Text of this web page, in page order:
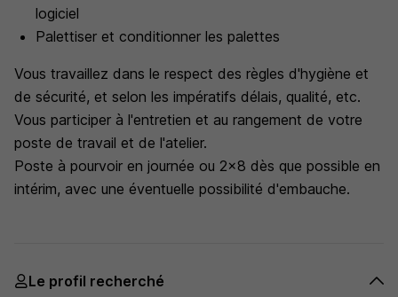
logiciel
Palettiser et conditionner les palettes
Vous travaillez dans le respect des règles d'hygiène et
de sécurité, et selon les impératifs délais, qualité, etc.
Vous participer à l'entretien et au rangement de votre
poste de travail et de l'atelier.
Poste à pourvoir en journée ou 2x8 dès que possible en
intérim, avec une éventuelle possibilité d'embauche.
Le profil recherché